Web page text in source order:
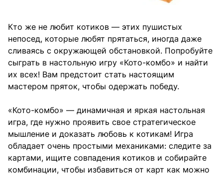
Кто же не любит котиков — этих пушистых
непосед, которые любят прятаться, иногда даже
сливаясь с окружающей обстановкой. Попробуйте
сыграть в настольную игру «Кото-комбо» и найти
их всех! Вам предстоит стать настоящим
мастером пряток, чтобы одержать победу.
«Кото-комбо» — динамичная и яркая настольная
игра, где нужно проявить свое стратегическое
мышление и доказать любовь к котикам! Игра
обладает очень простыми механиками: следите за
картами, ищите совпадения котиков и собирайте
комбинации, чтобы избавиться от карт как можно